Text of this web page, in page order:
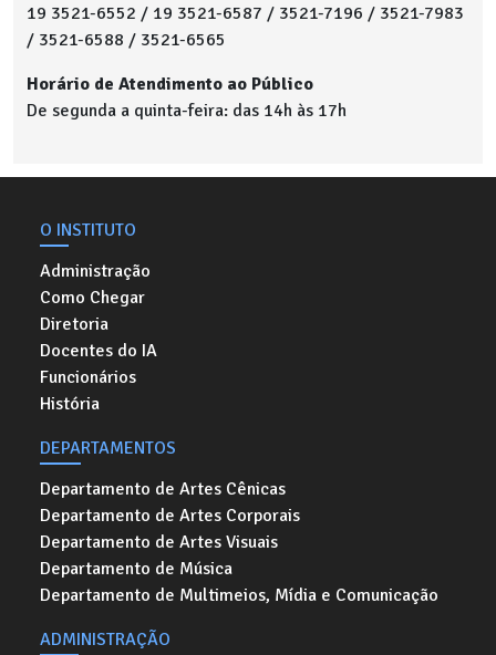
19 3521-6552 / 19 3521-6587 / 3521-7196 / 3521-7983
/ 3521-6588 / 3521-6565
Horário de Atendimento ao Público
De segunda a quinta-feira: das 14h às 17h
O INSTITUTO
Administração
Como Chegar
Diretoria
Docentes do IA
Funcionários
História
DEPARTAMENTOS
Departamento de Artes Cênicas
Departamento de Artes Corporais
Departamento de Artes Visuais
Departamento de Música
Departamento de Multimeios, Mídia e Comunicação
ADMINISTRAÇÃO